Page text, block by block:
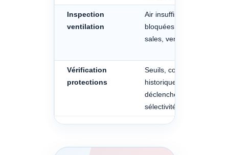
Inspection
ventilation
Air insuffisant, grilles
bloquées, radiateurs
sales, ventilateur HS
Vérification
protections
Seuils, cohérence,
historique des
déclenchements,
sélectivité